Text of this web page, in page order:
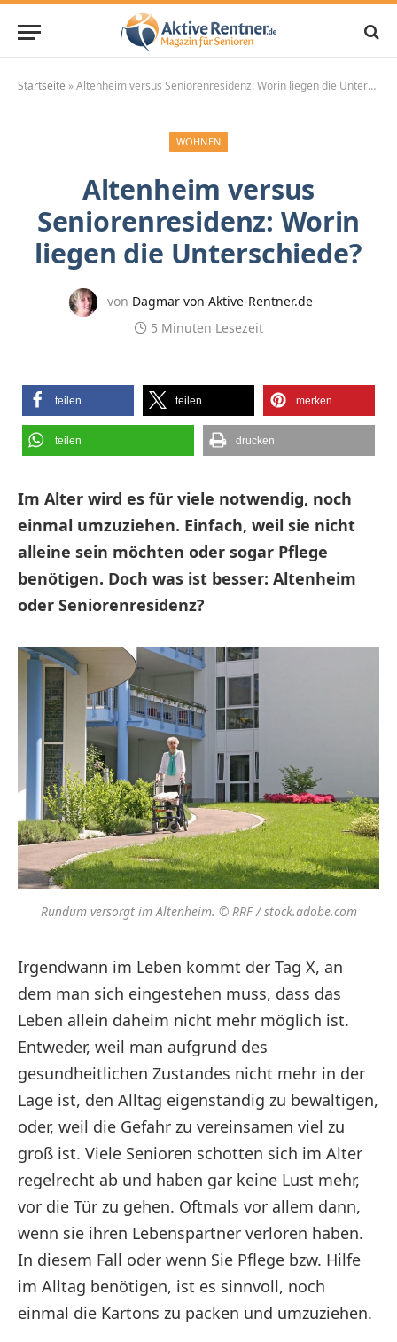
Startseite »Altenheim versus Seniorenresidenz: Worin liegen die Unterschiede?
WOHNEN
Altenheim versus
Seniorenresidenz: Worin
liegen die Unterschiede?
von Dagmar von Aktive-Rentner.de
5 Minuten Lesezeit
teilen teilen merken
teilen drucken
Im Alter wird es für viele notwendig, noch
einmal umzuziehen. Einfach, weil sie nicht
alleine sein möchten oder sogar Pflege
benötigen. Doch was ist besser: Altenheim
oder Seniorenresidenz?
Rundum versorgt im Altenheim. © RRF / stock.adobe.com
Irgendwann im Leben kommt der Tag X, an
dem man sich eingestehen muss, dass das
Leben allein daheim nicht mehr möglich ist.
Entweder, weil man aufgrund des
gesundheitlichen Zustandes nicht mehr in der
Lage ist, den Alltag eigenständig zu bewältigen,
oder, weil die Gefahr zu vereinsamen viel zu
groß ist. Viele Senioren schotten sich im Alter
regelrecht ab und haben gar keine Lust mehr,
vor die Tür zu gehen. Oftmals vor allem dann,
wenn sie ihren Lebenspartner verloren haben.
In diesem Fall oder wenn Sie Pflege bzw. Hilfe
im Alltag benötigen, ist es sinnvoll, noch
einmal die Kartons zu packen und umzuziehen.